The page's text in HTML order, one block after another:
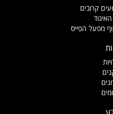
קרובים
מפעל הפייס